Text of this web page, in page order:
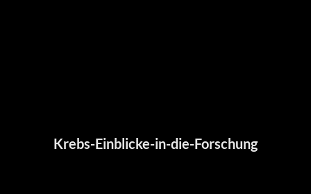
Krebs-Einblicke-in-die-Forschung